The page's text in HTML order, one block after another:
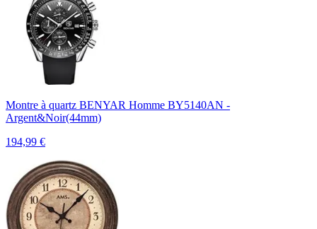
Montre à quartz BENYAR Homme BY5140AN -
Argent&Noir(44mm)
194,99 €